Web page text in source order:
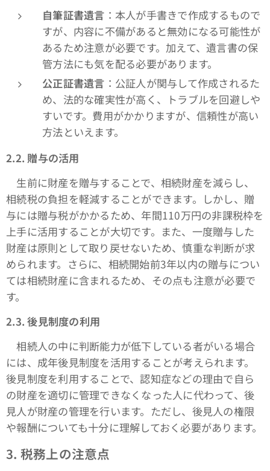
自筆証書遺言 ：本人が手書きで作成するもので
すが、内容に不備があると無効になる可能性が
あるため注意が必要です。加えて、遺言書の保
管方法にも気を配る必要があります。
公正証書遺言 ：公証人が関与して作成されるた
め、法的な確実性が高く、トラブルを回避しや
すいです。費用がかかりますが、信頼性が高い
方法といえます。
2.2. 贈与の活用
生前に財産を贈与することで、相続財産を減らし、
相続税の負担を軽減することができます。しかし、贈
与には贈与税がかかるため、年間110万円の非課税枠を
上手に活用することが大切です。また、一度贈与した
財産は原則として取り戻せないため、慎重な判断が求
められます。さらに、相続開始前3年以内の贈与につい
ては相続財産に含まれるため、その点も注意が必要で
す。
2.3.後見制度の利用
相続人の中に判断能力が低下している者がいる場合
には、成年後見制度を活用することが考えられます。
後見制度を利用することで、認知症などの理由で自ら
の財産を適切に管理できなくなった人に代わって、後
見人が財産の管理を行います。ただし、後見人の権限
や報酬についても十分に理解しておく必要があります。
3. 税務上の注意点